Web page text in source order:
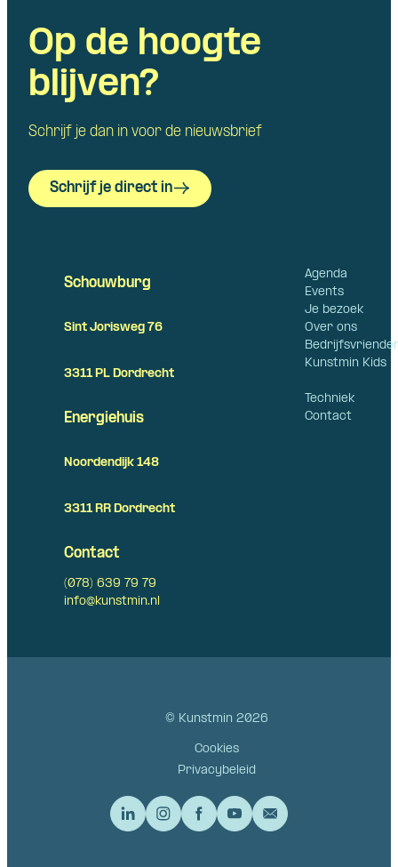
Op de hoogte
blijven?
Schrijf je dan in voor de nieuwsbrief
Schrijf je direct in
Agenda
Events
Je bezoek
Over ons
Kunstmin Kids
Techniek
Contact
Schouwburg
Sint Jorisweg 76
3311 PL Dordrecht
Energiehuis
Noordendijk 148
3311 RR Dordrecht
Contact
(078) 639 79 79
info@kunstmin.nl
© Kunstmin 2026
Cookies
Privacybeleid